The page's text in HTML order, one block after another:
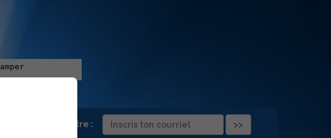
toi à notre infolettre :